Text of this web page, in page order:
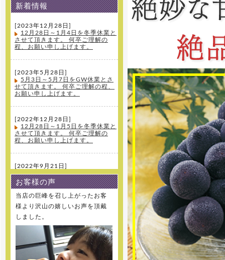
新着情報
[2023年12月28日]
12月28日～1月4日を冬季休業と
させて頂きます。 何卒ご理解の
程、お願い申し上げます。
[2023年5月28日]
5月3日～5月7日をGW休業とさ
せて頂きます。 何卒ご理解の程、
お願い申し上げます。
[2022年12月28日]
12月28日～1月5日を冬季休業と
させて頂きます。 何卒ご理解の
程、お願い申し上げます。
[2022年9月21日]
大変、申し訳ございません。先
日の台風の影響により実に玉割れ
が生じてしまったため、今季の新
規受注は終了とさせて頂きます。
ます。
[2022年8月10日]
8月11日～8月16日を夏季休業と
させて頂きます。 何卒ご理解の
程、お願い申し上げます。
お客様の声
当店の巨峰を召し上がったお客
様より沢山の嬉しいお声を頂戴
しました。